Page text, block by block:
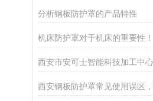
分析钢板防护罩的产品特性
机床防护罩对于机床的重要性！